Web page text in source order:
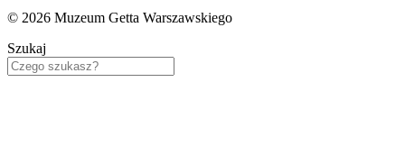
© 2026 Muzeum Getta Warszawskiego
Szukaj